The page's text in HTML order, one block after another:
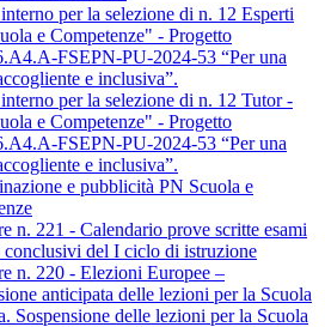
per la selezione di n. 12 Esperti
e Competenze" - Progetto
FSEPN-PU-2024-53 “Per una
e inclusiva”.
per la selezione di n. 12 Tutor -
e Competenze" - Progetto
FSEPN-PU-2024-53 “Per una
e inclusiva”.
e pubblicità PN Scuola e
n. 221 - Calendario prove scritte esami
conclusivi del I ciclo di istruzione
n. 220 - Elezioni Europee –
anticipata delle lezioni per la Scuola
Sospensione delle lezioni per la Scuola